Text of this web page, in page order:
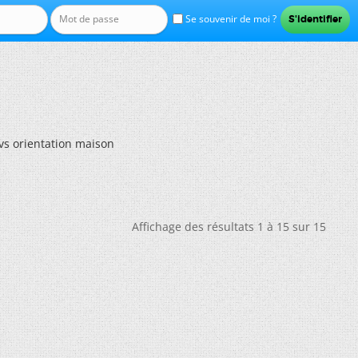
Se souvenir de moi ?
orientation maison
Affichage des résultats 1 à 15 sur 15